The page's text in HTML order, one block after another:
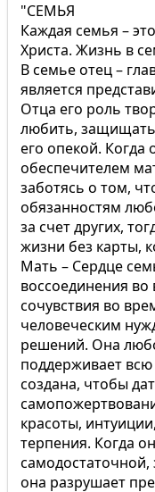
"СЕМЬЯ
Каждая семья –
Христа. Жизнь в
В семье отец –
является
Отца его роль
любить, защищать
его опекой. Когда
обеспечителем
заботясь о том,
обязанностям
за счет других,
жизни без карты,
Мать – Сердце
воссоединения
сочувствия во
человеческим
решений. Она
поддерживает
создана, чтобы
красоты,
терпения. Когда
она разрушает